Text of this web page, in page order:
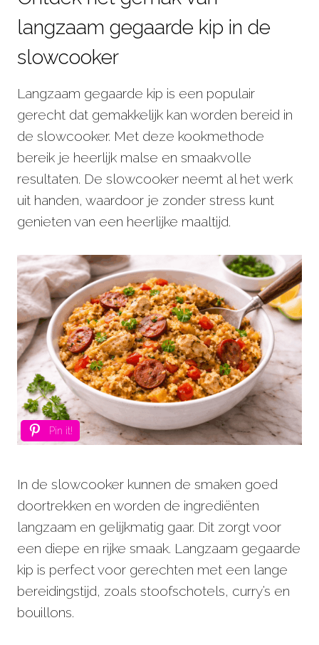
langzaam gegaarde kip in de
slowcooker
Langzaam gegaarde kip is een populair
gerecht dat gemakkelijk kan worden bereid in
de slowcooker. Met deze kookmethode
bereik je heerlijk malse en smaakvolle
resultaten. De slowcooker neemt al het werk
uit handen, waardoor je zonder stress kunt
genieten van een heerlijke maaltijd.
Pin it!
In de slowcooker kunnen de smaken goed
doortrekken en worden de ingrediënten
langzaam en gelijkmatig gaar. Dit zorgt voor
een diepe en rijke smaak. Langzaam gegaarde
kip is perfect voor gerechten met een lange
bereidingstijd, zoals stoofschotels, curry’s en
bouillons.